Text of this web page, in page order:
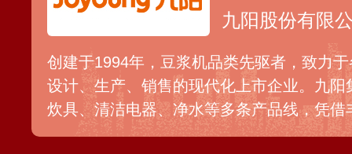
九阳股份有限
创建于1994年，豆浆机品类先驱者，致力
设计、生产、销售的现代化上市企业。九
炊具、清洁电器、净水等多条产品线，凭
完善的售前售后服务在消费电子领域享有